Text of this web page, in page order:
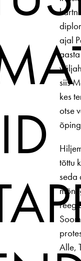
ajal
siis
kes
otse
tõttu
seda
Alle,